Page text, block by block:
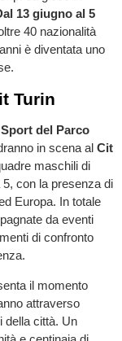
13 giugno al 5
40 nazionalità
è diventata uno
Turin
del Parco
in scena al Cit
maschili di
con la presenza di
Europa. In totale
da eventi
di confronto
il momento
attraverso
della città. Un